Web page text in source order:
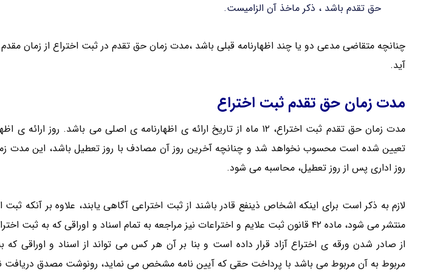
حق تقدم باشد ، ذکر ماخذ آن الزامیست.
چنانچه متقاضی مدعی دو یا چند اظهارنامه قبلی باشد ،مدت زمان حق تقدم در ثبت اختراع از زمان
آید.
مدت زمان حق تقدم ثبت اختراع
مدت زمان حق تقدم ثبت اختراع، ۱۲ ماه از تاریخ ارائه ی اظهارنامه ی اصلی می باشد. روز
تعیین شده است محسوب نخواهد شد و چنانچه آخرین روز آن مصادف با روز تعطیل باشد، این مدت
روز اداری پس از روز تعطیل، محاسبه می شود.
لازم به ذکر است برای اینکه اشخاص ذینفع قادر باشند از ثبت اختراعی آگاهی یابند، علاوه بر آنکه
منتشر می شود، ماده ۴۲ قانون ثبت علایم و اختراعات نیز مراجعه به تمام اسناد و اوراقی که به
از صادر شدن ورقه ی اختراع آزاد قرار داده است و بنا بر آن هر کس می تواند از اسناد و اوراقی که
مربوط به آن مربوط می باشد با پرداخت حقی که آیین نامه مشخص می نماید، رونوشت مصدق دریافت